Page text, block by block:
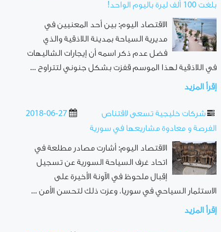
بلغت 100 ألف ليرة باليوم الواحد!
الاقتصاد اليوم: بين أحد المعنيين في
مديرية السياحة بمدينة اللاذقية والذي
فضل عدم ذكر اسمه أن إيجارات الشاليهات
في اللاذقية لهذا الموسم قفزت بشكل جنوني لتتراوح ...
إقرأ المزيد
2018-06-27
شركات خليجية تسعى لاقتناص
الفرصة و معادوة مشاريعها في سورية
الاقتصاد اليوم: أشارت مصادر مطلعة في
اتحاد غرف السياحة السورية عن تسجيل
إقبال ملحوظ في الآونة الأخيرة على
الاستثمار السياحي في سوريا، وعزت ذلك لتحسن الأمن ...
إقرأ المزيد